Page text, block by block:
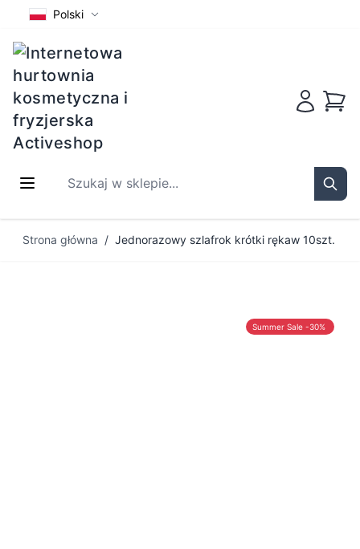
Polski
Szukaj w sklepie...
Strona główna / Jednorazowy szlafrok krótki rękaw 10szt.
Summer Sale -30%